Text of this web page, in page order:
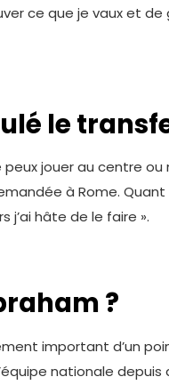
ce que je vaux et
le
jouer au centre
à Rome.
j’ai hâte de le faire ».
?
important d’un
nationale